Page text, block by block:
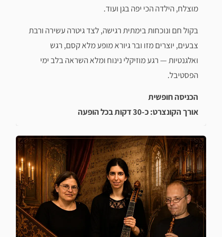
מוצלח, הילדה הכי יפה בגן ועוד.
בקול חם ונוכחות בימתית רגישה, לצד גיטרה עשירה ורבת
צבעים, יוצרים מזו ובר גיורא מופע מלא קסם, רגש
ואלגנטיות — רגע מוזיקלי נינוח ומלא השראה בלב ימי
הפסטיבל.
הכניסה חופשית
אורך הקונצרט: כ-30 דקות בכל הופעה